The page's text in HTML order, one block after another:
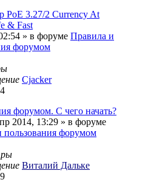
PoE 3.27/2 Currency At
& Fast
» в форуме Правила и
форумом
Cjacker
форумом. С чего начать?
2014, 13:29 » в форуме
форумом
Виталий Дальке